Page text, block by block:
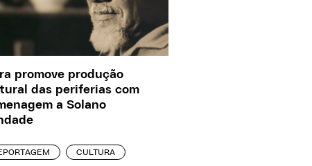
promove produção
das periferias com
a Solano
CULTURA